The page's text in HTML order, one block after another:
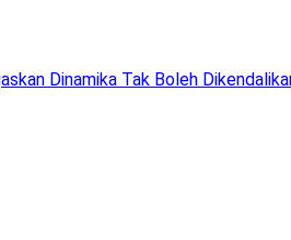
Dinamika Tak Boleh